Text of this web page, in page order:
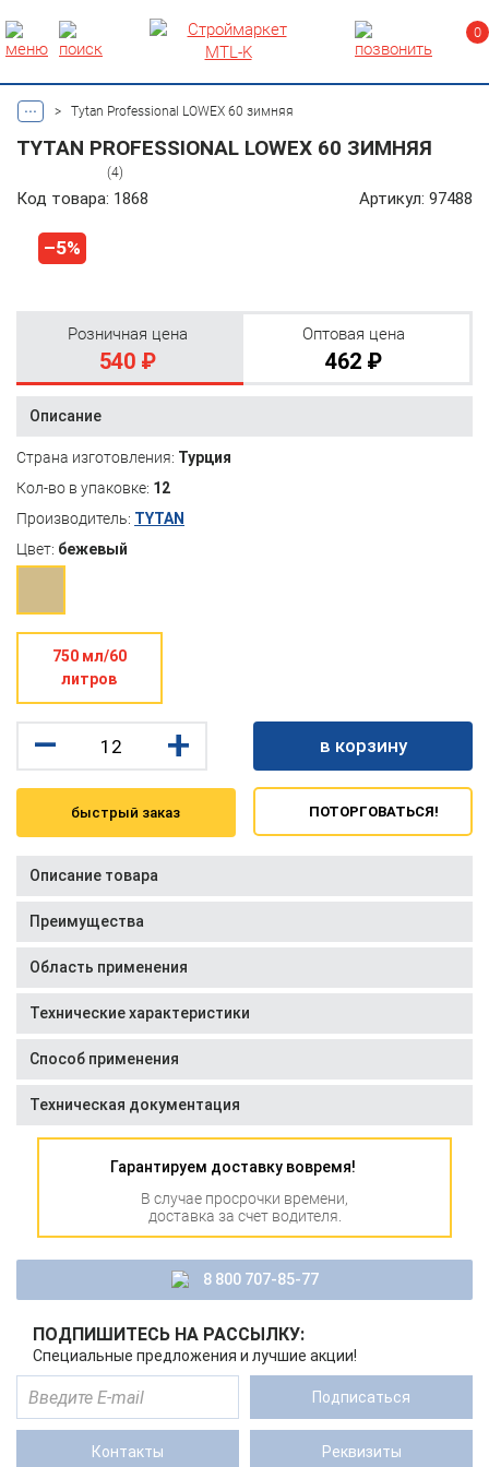
0
... > Tytan Professional LOWEX 60 зимняя
TYTAN PROFESSIONAL LOWEX 60 ЗИМНЯЯ
(4)
Код товара: 1868 Артикул: 97488
–5%
Розничная цена
540 ₽
Оптовая цена
462 ₽
Описание
Страна изготовления: Турция
Кол-во в упаковке: 12
Производитель: TYTAN
Цвет: бежевый
750 мл/60
литров
– + в корзину
быстрый заказ ПОТОРГОВАТЬСЯ!
Описание товара
Преимущества
Область применения
Технические характеристики
Способ применения
Техническая документация
Гарантируем доставку вовремя!
В случае просрочки времени,
доставка за счет водителя.
8 800 707-85-77
ПОДПИШИТЕСЬ НА РАССЫЛКУ:
Специальные предложения и лучшие акции!
Подписаться
Контакты Реквизиты